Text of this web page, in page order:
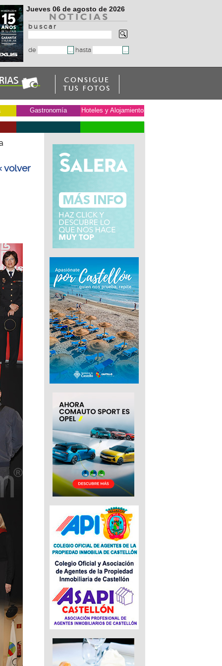
Jueves 06 de agosto de 2026
b u s c a r
de hasta
Gastronomía Hoteles y Alojamiento
volver